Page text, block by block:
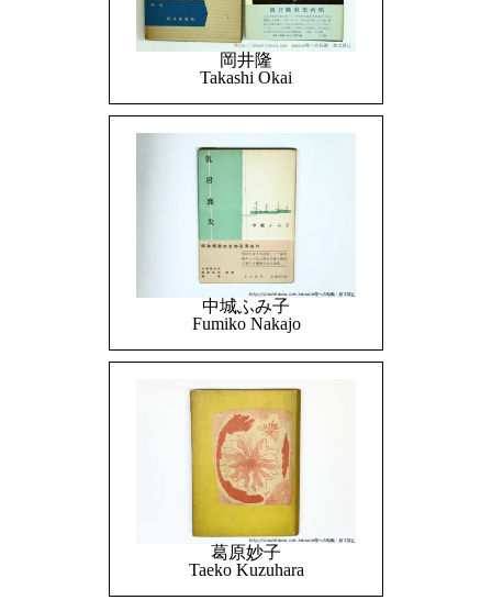
岡井隆
Takashi Okai
中城ふみ子
Fumiko Nakajo
葛原妙子
Taeko Kuzuhara